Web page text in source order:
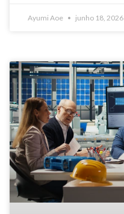
Ayumi Aoe junho 18, 2026